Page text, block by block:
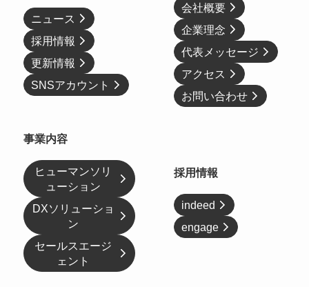
ニュース
採用情報
更新情報
SNSアカウント
会社概要
企業理念
代表メッセージ
アクセス
お問い合わせ
事業内容
ヒューマンソリ
ューション
DXソリューショ
ン
セールスエージ
ェント
採用情報
indeed
engage